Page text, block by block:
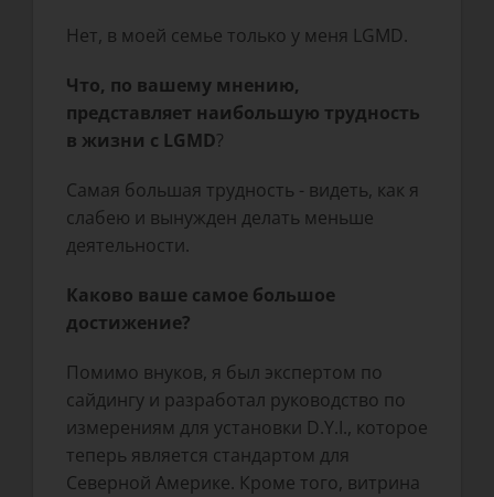
Нет, в моей семье только у меня LGMD.
Что, по вашему мнению,
представляет наибольшую трудность
в жизни с LGMD?
Самая большая трудность - видеть, как я
слабею и вынужден делать меньше
деятельности.
Каково ваше самое большое
достижение?
Помимо внуков, я был экспертом по
сайдингу и разработал руководство по
измерениям для установки D.Y.I., которое
теперь является стандартом для
Северной Америке. Кроме того, витрина